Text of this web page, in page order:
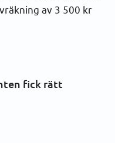
av 3 500 kr
fick rätt